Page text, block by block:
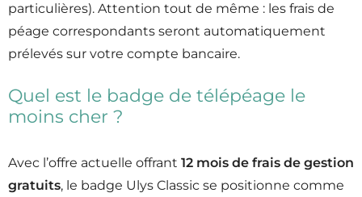
particulières). Attention tout de même : les frais de
péage correspondants seront automatiquement
prélevés sur votre compte bancaire.
Quel est le badge de télépéage le
moins cher ?
Avec l’offre actuelle offrant 12 mois de frais de gestion
gratuits, le badge Ulys Classic se positionne comme